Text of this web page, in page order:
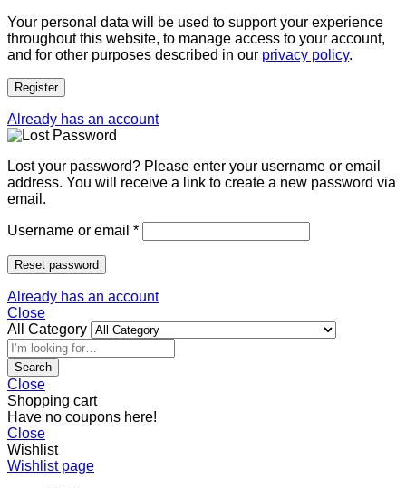
Your personal data will be used to support your experience
throughout this website, to manage access to your account,
and for other purposes described in our privacy policy.
Register
Already has an account
Lost your password? Please enter your username or email
address. You will receive a link to create a new password via
email.
Username or email *
Reset password
Already has an account
Close
All Category
Search
Close
Shopping cart
Have no coupons here!
Close
Wishlist
Wishlist page